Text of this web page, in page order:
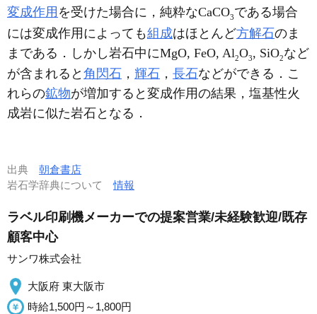
変成作用 を受けた場合に，純粋なCaCO3である場合
には変成作用によっても組成はほとんど方解石のま
まである．しかし岩石中にMgO, FeO, Al2O3, SiO2など
が含まれると 角閃石 ， 輝石 ， 長石などができる．こ
れらの鉱物が増加すると変成作用の結果，塩基性火
成岩に似た岩石となる．
出典 朝倉書店
岩石学辞典について情報
ラベル印刷機メーカーでの提案営業/未経験歓迎/既存
顧客中心
サンワ株式会社
大阪府 東大阪市
時給1,500円～1,800円